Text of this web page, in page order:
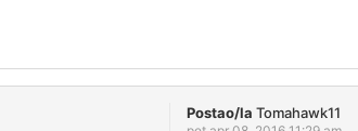
Postao/la Tomahawk11